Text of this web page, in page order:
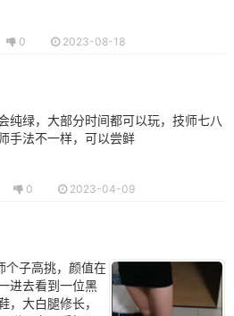
0 2023-08-18
纯绿，大部分时间都可以玩，技师七八
手法不一样，可以尝鲜
0 2023-04-09
个子高挑，颜值在
进去看到一位黑
，大白腿修长，